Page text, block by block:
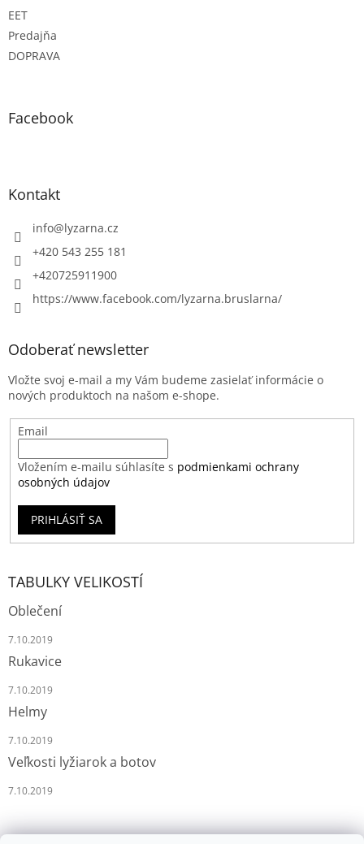
EET
Predajňa
DOPRAVA
Facebook
Kontakt
info@lyzarna.cz
+420 543 255 181
+420725911900
https://www.facebook.com/lyzarna.bruslarna/
Odoberať newsletter
Vložte svoj e-mail a my Vám budeme zasielať informácie o
nových produktoch na našom e-shope.
Email
Vložením e-mailu súhlasíte s podmienkami ochrany
osobných údajov
PRIHLÁSIŤ SA
TABULKY VELIKOSTÍ
Oblečení
7.10.2019
Rukavice
7.10.2019
Helmy
7.10.2019
Veľkosti lyžiarok a botov
7.10.2019